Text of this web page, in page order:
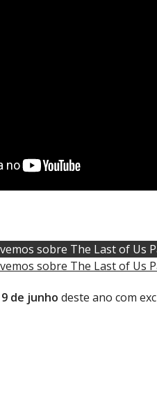
sobre The Last of Us
sobre The Last of Us
de junho deste ano com